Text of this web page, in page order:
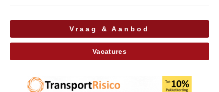
Vraag & Aanbod
Vacatures